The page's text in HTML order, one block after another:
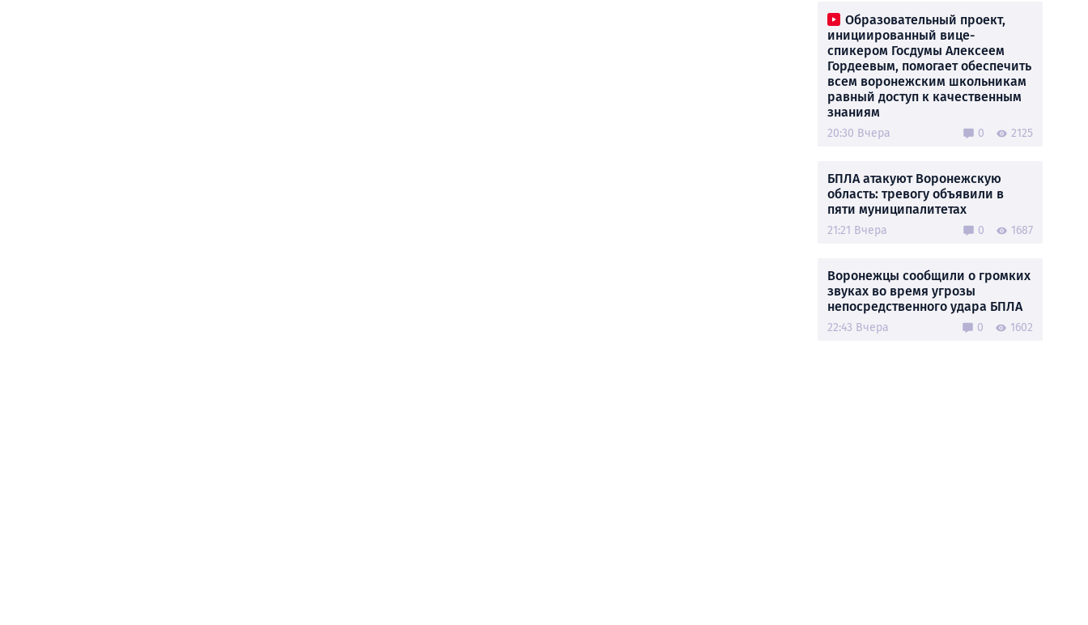
Образовательный проект,
инициированный вице-
спикером Госдумы Алексеем
Гордеевым, помогает обеспечить
всем воронежским школьникам
равный доступ к качественным
знаниям
20:30 Вчера 0 2125
БПЛА атакуют Воронежскую
область: тревогу объявили в
пяти муниципалитетах
21:21 Вчера 0 1687
Воронежцы сообщили о громких
звуках во время угрозы
непосредственного удара БПЛА
22:43 Вчера 0 1602